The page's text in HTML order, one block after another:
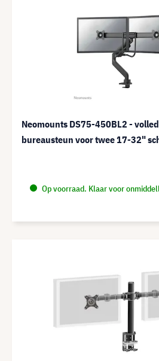
Neomounts DS75-450BL2 -
bureausteun voor twee 17-32"
Op voorraad. Klaar voor